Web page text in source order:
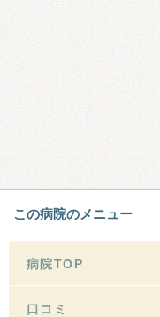
この病院のメニュー
病院TOP
口コミ